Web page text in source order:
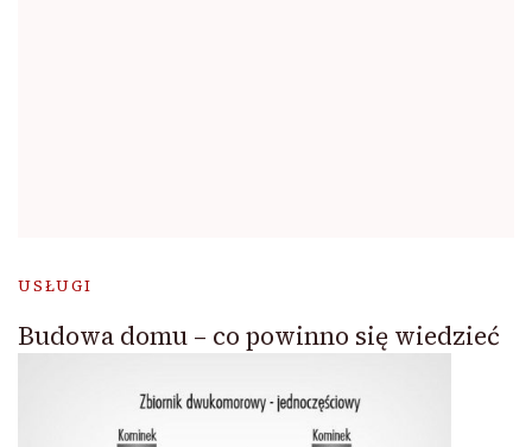
USŁUGI
Budowa domu – co powinno się wiedzieć